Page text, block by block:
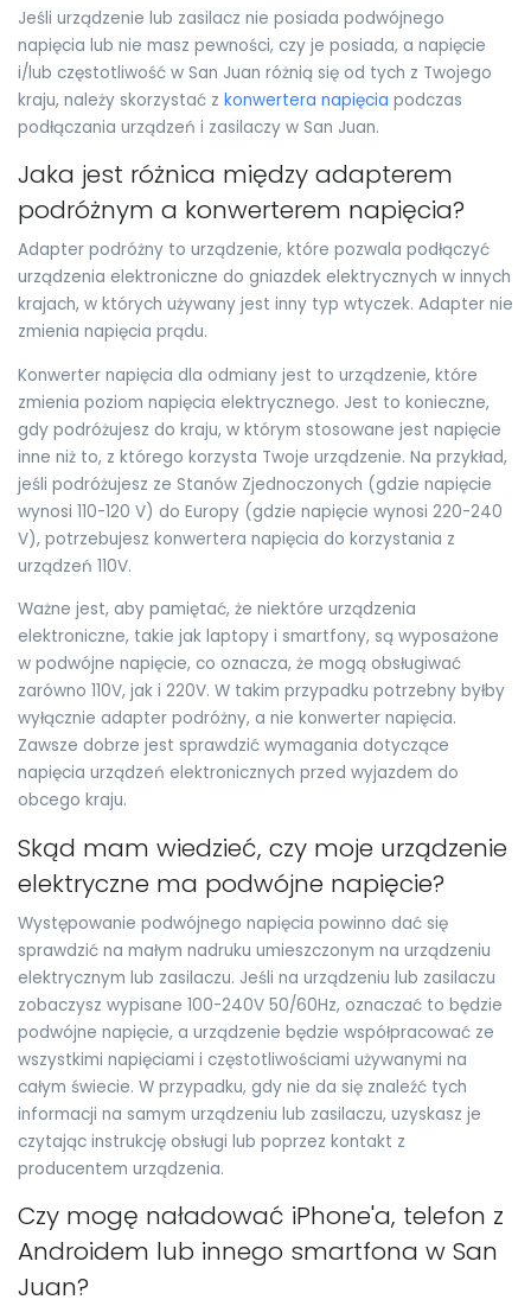
Jeśli urządzenie lub zasilacz nie posiada podwójnego
napięcia lub nie masz pewności, czy je posiada, a napięcie
i/lub częstotliwość w San Juan różnią się od tych z Twojego
kraju, należy skorzystać z konwertera napięcia podczas
podłączania urządzeń i zasilaczy w San Juan.
Jaka jest różnica między adapterem
podróżnym a konwerterem napięcia?
Adapter podróżny to urządzenie, które pozwala podłączyć
urządzenia elektroniczne do gniazdek elektrycznych w innych
krajach, w których używany jest inny typ wtyczek. Adapter nie
zmienia napięcia prądu.
Konwerter napięcia dla odmiany jest to urządzenie, które
zmienia poziom napięcia elektrycznego. Jest to konieczne,
gdy podróżujesz do kraju, w którym stosowane jest napięcie
inne niż to, z którego korzysta Twoje urządzenie. Na przykład,
jeśli podróżujesz ze Stanów Zjednoczonych (gdzie napięcie
wynosi 110-120 V) do Europy (gdzie napięcie wynosi 220-240
V), potrzebujesz konwertera napięcia do korzystania z
urządzeń 110V.
Ważne jest, aby pamiętać, że niektóre urządzenia
elektroniczne, takie jak laptopy i smartfony, są wyposażone
w podwójne napięcie, co oznacza, że mogą obsługiwać
zarówno 110V, jak i 220V. W takim przypadku potrzebny byłby
wyłącznie adapter podróżny, a nie konwerter napięcia.
Zawsze dobrze jest sprawdzić wymagania dotyczące
napięcia urządzeń elektronicznych przed wyjazdem do
obcego kraju.
Skąd mam wiedzieć, czy moje urządzenie
elektryczne ma podwójne napięcie?
Występowanie podwójnego napięcia powinno dać się
sprawdzić na małym nadruku umieszczonym na urządzeniu
elektrycznym lub zasilaczu. Jeśli na urządzeniu lub zasilaczu
zobaczysz wypisane 100-240V 50/60Hz, oznaczać to będzie
podwójne napięcie, a urządzenie będzie współpracować ze
wszystkimi napięciami i częstotliwościami używanymi na
całym świecie. W przypadku, gdy nie da się znaleźć tych
informacji na samym urządzeniu lub zasilaczu, uzyskasz je
czytając instrukcję obsługi lub poprzez kontakt z
producentem urządzenia.
Czy mogę naładować iPhone'a, telefon z
Androidem lub innego smartfona w San
Juan?